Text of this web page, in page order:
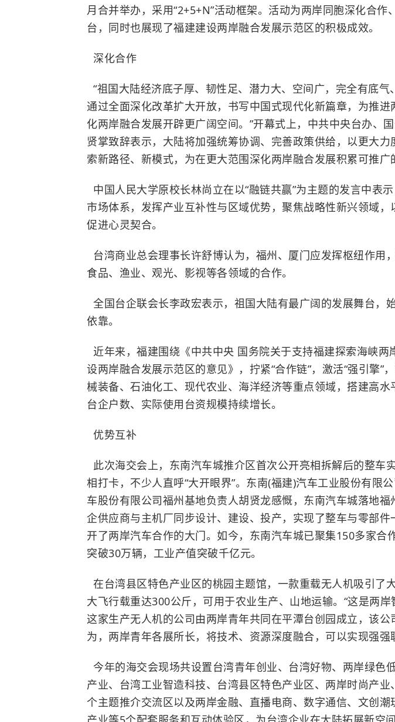
月合并举办，采用“2+5+N”活动框架。活动为两岸同胞深化合作
台，同时也展现了福建建设两岸融合发展示范区的积极成效。
深化合作
“祖国大陆经济底子厚、韧性足、潜力大、空间广，完全有底气
通过全面深化改革扩大开放，书写中国式现代化新篇章，为推进
化两岸融合发展开辟更广阔空间。”开幕式上，中共中央台办、
贤掌致辞表示，大陆将加强统筹协调、完善政策供给，以更大力
索新路径、新模式，为在更大范围深化两岸融合发展积累可推广
中国人民大学原校长林尚立在以“融链共赢”为主题的发言中表
市场体系，发挥产业互补性与区域优势，聚焦战略性新兴领域，
促进心灵契合。
台湾商业总会理事长许舒博认为，福州、厦门应发挥枢纽作用
食品、渔业、观光、影视等各领域的合作。
全国台企联会长李政宏表示，祖国大陆有最广阔的发展舞台，
依靠。
近年来，福建围绕《中共中央 国务院关于支持福建探索海峡两
设两岸融合发展示范区的意见》，拧紧“合作链”，激活“强引擎”
械装备、石油化工、现代农业、海洋经济等重点领域，搭建高水
台企户数、实际使用台资规模持续增长。
优势互补
此次海交会上，东南汽车城推介区首次公开亮相拆解后的整车
相打卡，不少人直呼“大开眼界”。东南(福建)汽车工业股份有限
车股份有限公司福州基地负责人胡贤龙感慨，东南汽车城落地福
企供应商与主机厂同步设计、建设、投产，实现了整车与零部件
开了两岸汽车合作的大门。如今，东南汽车城已聚集150多家合
突破30万辆，工业产值突破千亿元。
在台湾县区特色产业区的桃园主题馆，一款重载无人机吸引了
大飞行载重达300公斤，可用于农业生产、山地运输。“这是两岸
这家生产无人机的公司由两岸青年共同在平潭台创园成立，该公
为，两岸青年各展所长，将技术、资源深度融合，可以实现强强
今年的海交会现场共设置台湾青年创业、台湾好物、两岸绿色
产业、台湾工业智造科技、台湾县区特色产业区、两岸时尚产业
个主题推介交流区以及两岸金融、直播电商、数字通信、文创潮